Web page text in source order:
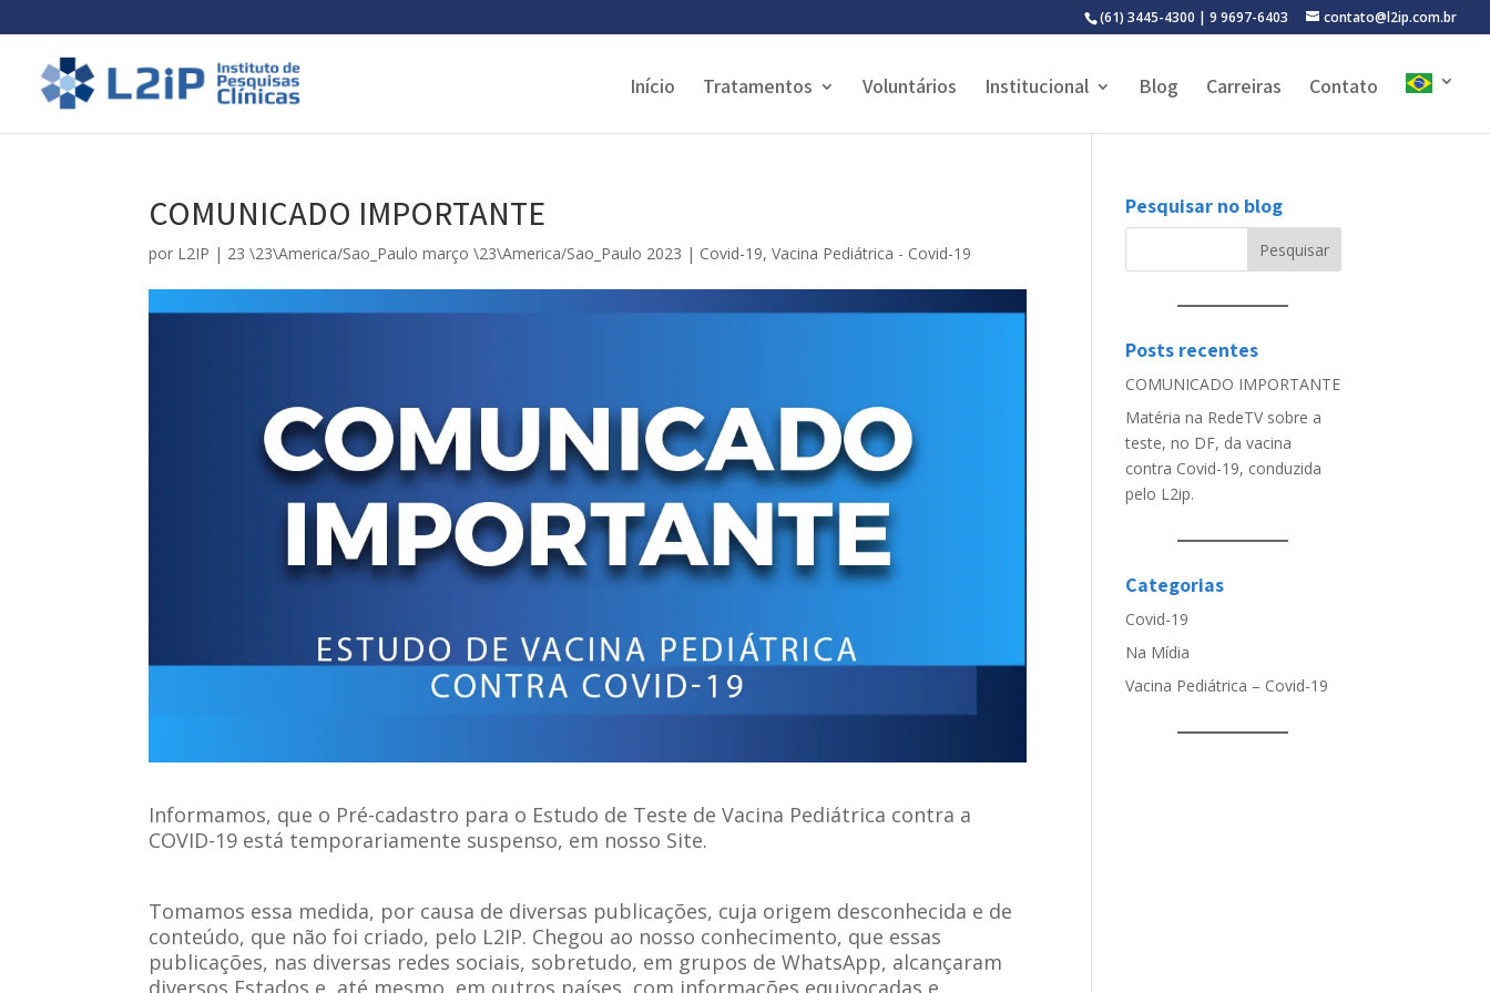
(61) 3445-4300 | 9 9697-6403 contato@l2ip.com.br
Início Tratamentos Voluntários Institucional Blog Carreiras Contato
COMUNICADO IMPORTANTE
por L2IP | 23 \23\America/Sao_Paulo março \23\America/Sao_Paulo 2023 | Covid-19,Vacina Pediátrica - Covid-19
Informamos, que o Pré-cadastro para o Estudo de Teste de Vacina Pediátrica contra a
COVID-19 está temporariamente suspenso, em nosso Site.
Tomamos essa medida, por causa de diversas publicações, cuja origem desconhecida e de
conteúdo, que não foi criado, pelo L2IP. Chegou ao nosso conhecimento, que essas
publicações, nas diversas redes sociais, sobretudo, em grupos de WhatsApp, alcançaram
Pesquisar no blog
Posts recentes
COMUNICADO IMPORTANTE
Matéria na RedeTV sobre a
teste, no DF, da vacina
contra Covid-19, conduzida
pelo L2ip.
Categorias
Covid-19
Na Mídia
Vacina Pediátrica – Covid-19